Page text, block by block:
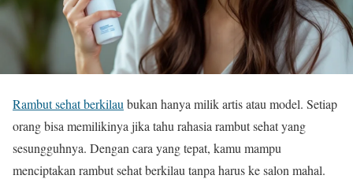
Rambut sehat berkilau bukan hanya milik artis atau model. Setiap
orang bisa memilikinya jika tahu rahasia rambut sehat yang
sesungguhnya. Dengan cara yang tepat, kamu mampu
menciptakan rambut sehat berkilau tanpa harus ke salon mahal.